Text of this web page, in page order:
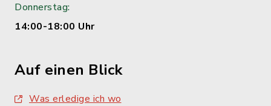
Donnerstag:
14:00-18:00 Uhr
Auf einen Blick
Was erledige ich wo